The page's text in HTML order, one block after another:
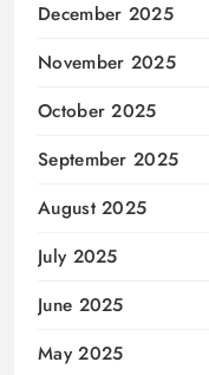
December 2025
November 2025
October 2025
September 2025
August 2025
July 2025
June 2025
May 2025